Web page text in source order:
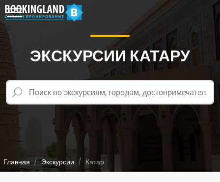
ЭКСКУРСИИ КАТАРУ
Главная Экскурсии Катар